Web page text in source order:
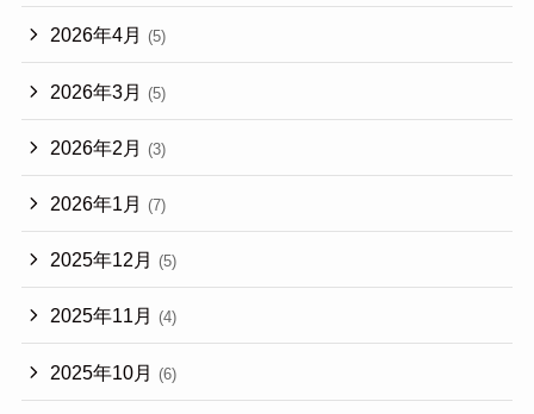
2026年4月 (5)
2026年3月 (5)
2026年2月 (3)
2026年1月 (7)
2025年12月 (5)
2025年11月 (4)
2025年10月 (6)